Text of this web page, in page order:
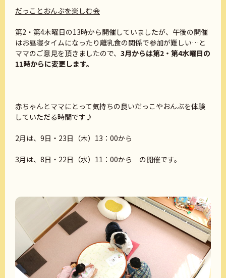
だっことおんぶを楽しむ会
第2・第4木曜日の13時から開催していましたが、午後の開催
はお昼寝タイムになったり離乳食の関係で参加が難しい…と
ママのご意見を頂きましたので、 3月からは第2・第4水曜日の
11時からに変更します。
赤ちゃんとママにとって気持ちの良いだっこやおんぶを体験
していただる時間です♪
2月は、9日・23日（木）13：00から
3月は、8日・22日（水）11：00から の開催です。